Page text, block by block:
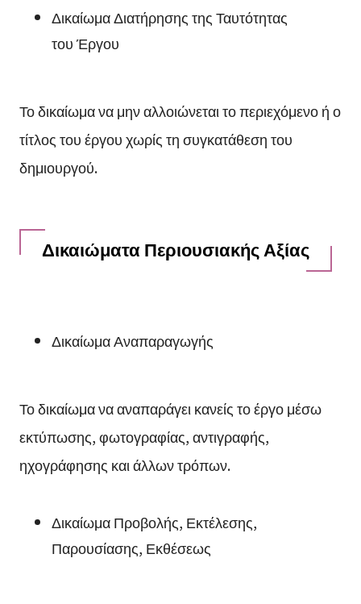
Δικαίωμα Διατήρησης της Ταυτότητας
του Έργου
Το δικαίωμα να μην αλλοιώνεται το περιεχόμενο ή ο
τίτλος του έργου χωρίς τη συγκατάθεση του
δημιουργού.
Δικαιώματα Περιουσιακής Αξίας
Δικαίωμα Αναπαραγωγής
Το δικαίωμα να αναπαράγει κανείς το έργο μέσω
εκτύπωσης, φωτογραφίας, αντιγραφής,
ηχογράφησης και άλλων τρόπων.
Δικαίωμα Προβολής, Εκτέλεσης,
Παρουσίασης, Εκθέσεως